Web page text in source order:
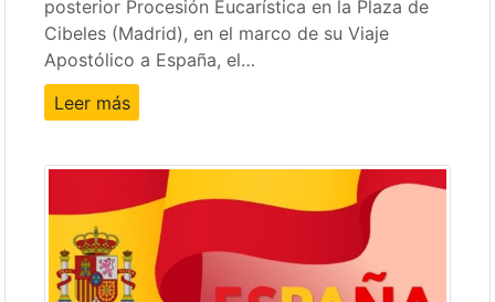
posterior Procesión Eucarística en la Plaza de
Cibeles (Madrid), en el marco de su Viaje
Apostólico a España, el…
Leer más